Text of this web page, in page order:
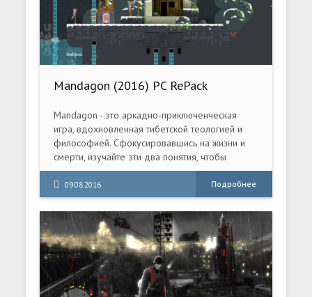
Mandagon (2016) PC RePack
Mandagon - это аркадно-приключенческая
игра, вдохновленная тибетской теологией и
философией. Сфокусировавшись на жизни и
смерти, изучайте эти два понятия, чтобы
совершить истинное жертвоприношение...
Короткий, дзен-буддистский платформер,
предлагающий вам на время воплотиться в
каменного истуканчика, поскакать по
красочным тибетским скалам, помедитировать
над туманными изречениями изваяний,
полюбоваться милой пиксельной графике.
09.08.2016 Подробнее